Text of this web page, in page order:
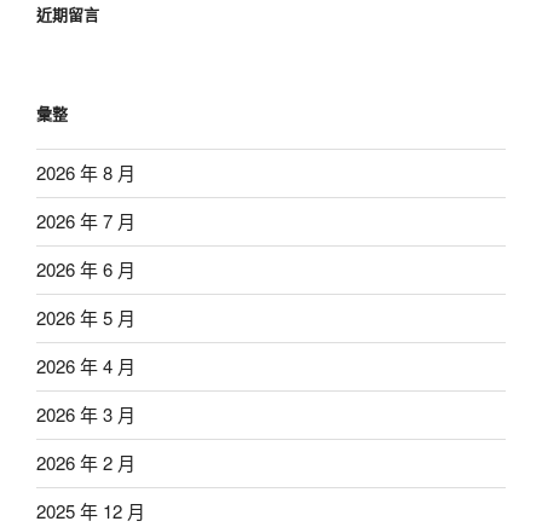
近期留言
彙整
2026 年 8 月
2026 年 7 月
2026 年 6 月
2026 年 5 月
2026 年 4 月
2026 年 3 月
2026 年 2 月
2025 年 12 月